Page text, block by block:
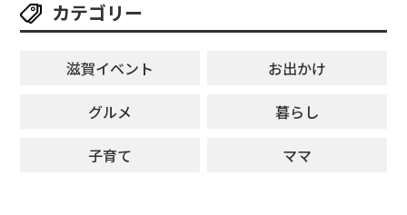
カテゴリー
滋賀イベント
お出かけ
グルメ
暮らし
子育て
ママ